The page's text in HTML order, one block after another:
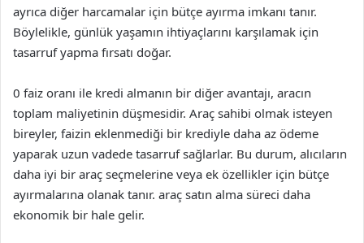
ayrıca diğer harcamalar için bütçe ayırma imkanı tanır.
Böylelikle, günlük yaşamın ihtiyaçlarını karşılamak için
tasarruf yapma fırsatı doğar.
0 faiz oranı ile kredi almanın bir diğer avantajı, aracın
toplam maliyetinin düşmesidir. Araç sahibi olmak isteyen
bireyler, faizin eklenmediği bir krediyle daha az ödeme
yaparak uzun vadede tasarruf sağlarlar. Bu durum, alıcıların
daha iyi bir araç seçmelerine veya ek özellikler için bütçe
ayırmalarına olanak tanır. araç satın alma süreci daha
ekonomik bir hale gelir.